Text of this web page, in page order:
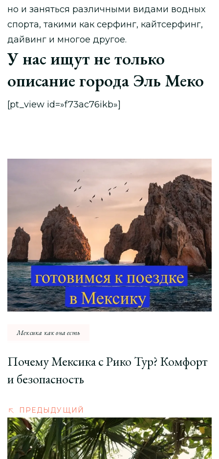
но и заняться различными видами водных
спорта, такими как серфинг, кайтсерфинг,
дайвинг и многое другое.
У нас ищут не только
описание города Эль Меко
[pt_view id=»f73ac76ikb»]
Навигация
записи
Мексика как она есть
Почему Мексика с Рико Тур? Комфорт
и безопасность
ПРЕДЫДУЩИЙ